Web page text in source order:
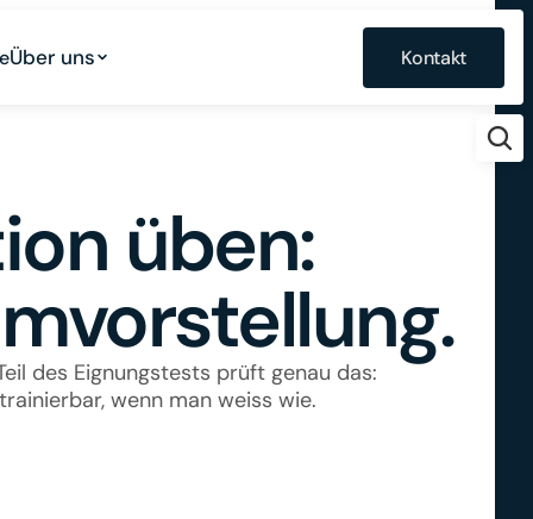
Über uns Kontakt
üben:
des Eignungstests prüft genau das:
wenn man weiss wie.